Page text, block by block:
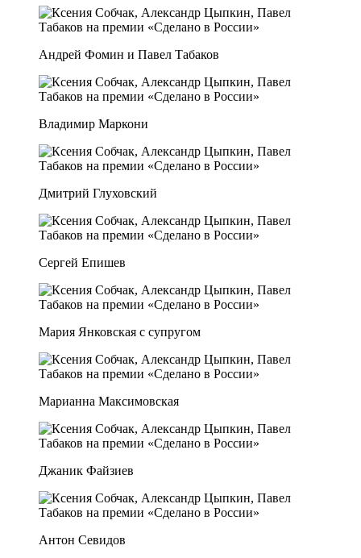
Андрей Фомин и Павел Табаков
Владимир Маркони
Дмитрий Глуховский
Сергей Епишев
Мария Янковская с супругом
Марианна Максимовская
Джаник Файзиев
Антон Севидов